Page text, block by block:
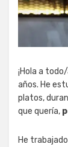
¡Hola a
años. He
platos,
que quería,
He